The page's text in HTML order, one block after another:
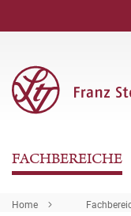
FACHBEREICHE
Home